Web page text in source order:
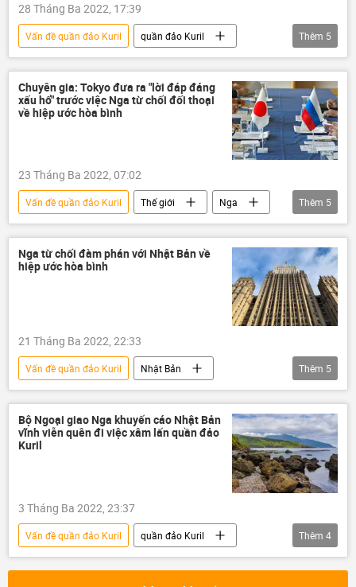
28 Tháng Ba 2022, 17:39
Vấn đề quần đảo Kuril
quần đảo Kuril
Nga
Nhật Bản
Thế giới
cuộc tập trận
Chính trị
Thêm 5
Chuyên gia: Tokyo đưa ra "lời đáp đáng
xấu hổ" trước việc Nga từ chối đối thoại
về hiệp ước hòa bình
23 Tháng Ba 2022, 07:02
Vấn đề quần đảo Kuril Thế giới
Nga
Nhật Bản
hiệp ước hòa bình
Cuộc khủng hoảng ở Ukraina
chuyên gia
Quan điểm-Ý kiến
Thêm 5
Nga từ chối đàm phán với Nhật Bản về
hiệp ước hòa bình
21 Tháng Ba 2022, 22:33
Vấn đề quần đảo Kuril
Nhật Bản
quần đảo Kuril
hiệp ước hòa bình
Nga
quan hệ Bộ Ngoại giao Nga
Thêm 5
Bộ Ngoại giao Nga khuyến cáo Nhật Bản
vĩnh viễn quên đi việc xâm lấn quần đảo
Kuril
3 Tháng Ba 2022, 23:37
Vấn đề quần đảo Kuril
quần đảo Kuril
Bộ Ngoại giao Nga
Thế giới
Thêm 4